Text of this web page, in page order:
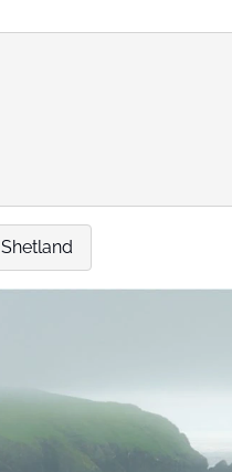
Shetland